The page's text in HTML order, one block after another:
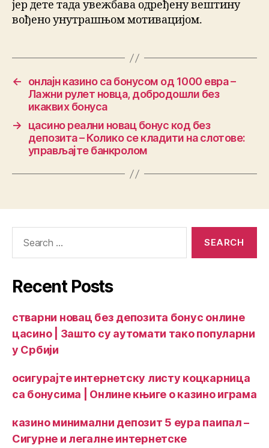
јер дете тада увежбава одређену вештину
вођено унутрашњом мотивацијом.
←
онлајн казино са бонусом од 1000 евра –
Лажни рулет новца, добродошли без
икаквих бонуса
→
цасино реални новац бонус код без
депозита – Колико се кладити на слотове:
управљајте банкролом
Recent Posts
стварни новац без депозита бонус онлине
цасино | Зашто су аутомати тако популарни
у Србији
осигурајте интернетску листу коцкарница
са бонусима | Онлине књиге о казино играма
казино минимални депозит 5 еура паипал –
Сигурне и легалне интернетске